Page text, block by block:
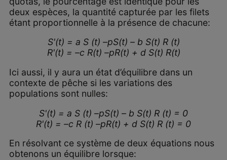
deux espèces, la quantité capturée par les filets
étant proportionnelle à la présence de chacune:
S'(t) = a S (t) –pS(t) – b S(t) R (t)
R'(t) = –c R(t) –pR(t) + d S(t) R(t)
Ici aussi, il y aura un état d’équilibre dans un
contexte de pêche si les variations des
populations sont nulles:
S'(t) = a S (t) –pS(t) – b S(t) R (t) = 0
R'(t) = –c R (t) –pR(t) + d S(t) R (t) = 0
En résolvant ce système de deux équations nous
obtenons un équilibre lorsque: